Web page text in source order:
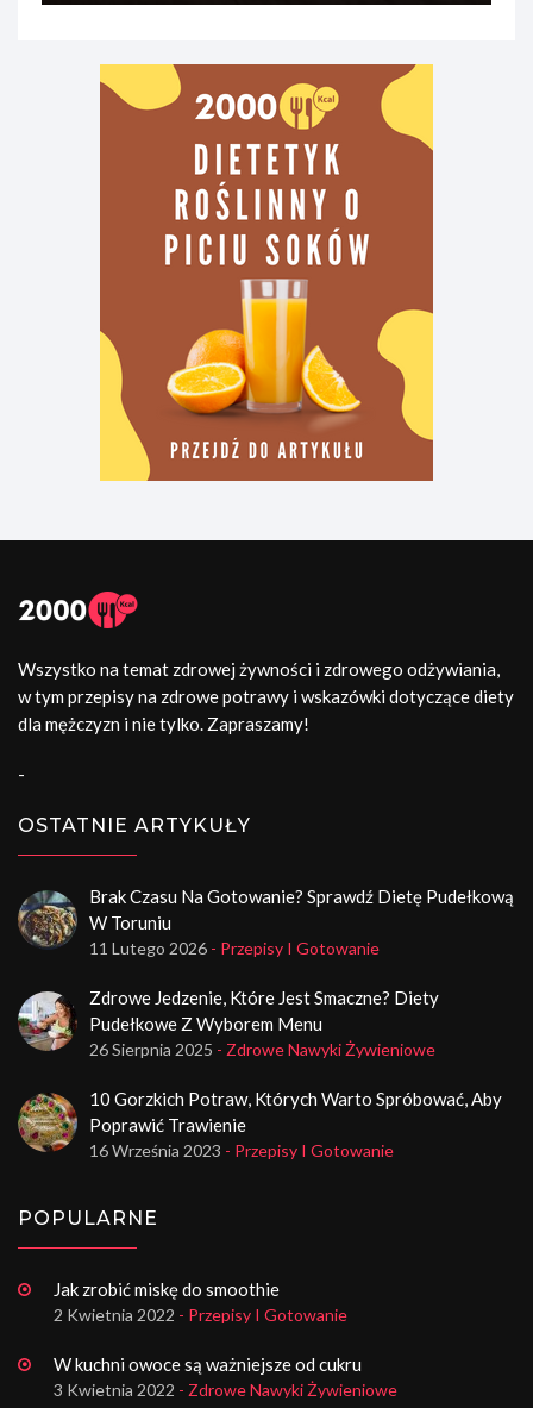
Wszystko na temat zdrowej żywności i zdrowego odżywiania,
w tym przepisy na zdrowe potrawy i wskazówki dotyczące diety
dla mężczyzn i nie tylko. Zapraszamy!
-
OSTATNIE ARTYKUŁY
Brak Czasu Na Gotowanie? Sprawdź Dietę Pudełkową
W Toruniu
11 Lutego 2026 - Przepisy I Gotowanie
Zdrowe Jedzenie, Które Jest Smaczne? Diety
Pudełkowe Z Wyborem Menu
26 Sierpnia 2025 - Zdrowe Nawyki Żywieniowe
10 Gorzkich Potraw, Których Warto Spróbować, Aby
Poprawić Trawienie
16 Września 2023 - Przepisy I Gotowanie
POPULARNE
Jak zrobić miskę do smoothie
2 Kwietnia 2022 - Przepisy I Gotowanie
W kuchni owoce są ważniejsze od cukru
3 Kwietnia 2022 - Zdrowe Nawyki Żywieniowe